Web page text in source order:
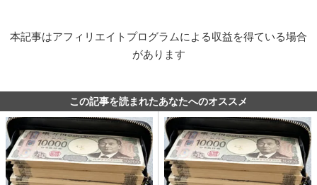
本記事はアフィリエイトプログラムによる収益を得ている場合
があります
この記事を読まれたあなたへのオススメ